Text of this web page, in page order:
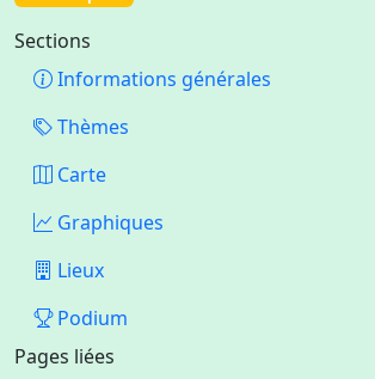
Sections
Informations générales
Thèmes
Carte
Graphiques
Lieux
Podium
Pages liées